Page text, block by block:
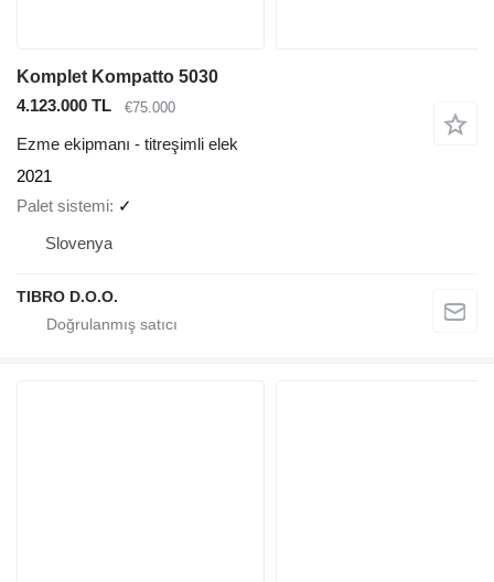
Komplet Kompatto 5030
4.123.000 TL
€75.000
Ezme ekipmanı - titreşimli elek
2021
Palet sistemi ✓
Slovenya
TIBRO D.O.O.